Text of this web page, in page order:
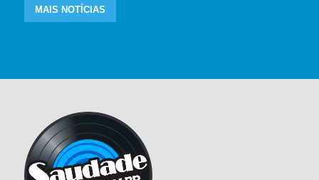
MAIS NOTÍCIAS